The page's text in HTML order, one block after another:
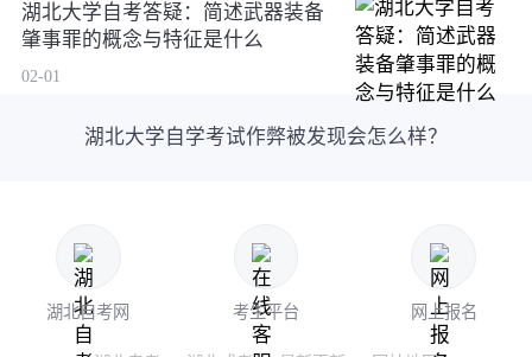
湖北大学自考答疑：简述武器装备
肇事罪的概念与特征是什么
02-01
湖北大学自学考试作弊被发现会怎么样？
湖北自考网 考生平台 网上报名